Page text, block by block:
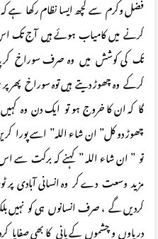
فضل وکرم سے کچھ ایسا نظام رکھا
کرنے میں کامیاب ہوئے ہیں آج تک
تک کی کوشش میں وہ صرف سوراخ
کرکے وہ چھوڑ دیتے ہیں توہ سوراخ
گا کہ ان کا خروج ہو تو ایک دن وہ
چھوڑ دو کل” ان شاء اللہ” اسے
تو ” ان شاء اللہ ” کہنے کہ برکت سے
مزید وسعت دے کر وہ انسانی آبادی
کردیں گے ، صرف انسانوں ہی کو نہیں